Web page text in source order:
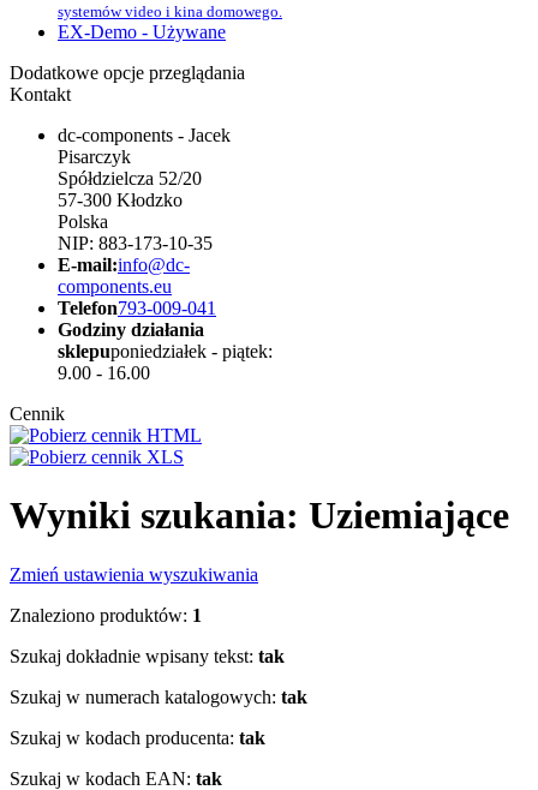
systemów video i kina domowego.
EX-Demo - Używane
Dodatkowe opcje przeglądania
Kontakt
dc-components - Jacek
Pisarczyk
Spółdzielcza 52/20
57-300 Kłodzko
Polska
NIP: 883-173-10-35
E-mail:info@dc-
components.eu
Telefon793-009-041
Godziny działania
sklepuponiedziałek - piątek:
9.00 - 16.00
Cennik
Wyniki szukania: Uziemiające
Zmień ustawienia wyszukiwania
Znaleziono produktów: 1
Szukaj dokładnie wpisany tekst: tak
Szukaj w numerach katalogowych: tak
Szukaj w kodach producenta: tak
Szukaj w kodach EAN: tak